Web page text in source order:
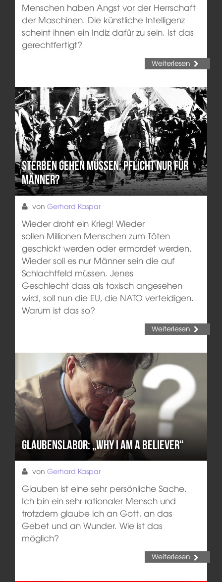
Menschen haben Angst vor der Herrschaft
der Maschinen. Die künstliche Intelligenz
scheint ihnen ein Indiz dafür zu sein. Ist das
gerechtfertigt?
Weiterlesen
Sterben gehen müssen: Pflicht nur für
Männer?
von Gerhard Kaspar
Wieder droht ein Krieg! Wieder
sollen Millionen Menschen zum Töten
geschickt werden oder ermordet werden.
Wieder soll es nur Männer sein die auf
Schlachtfeld müssen. Jenes
Geschlecht dass als toxisch angesehen
wird, soll nun die EU, die NATO verteidigen.
Warum ist das so?
Weiterlesen
Glaubenslabor: „Why I am a believer“
von Gerhard Kaspar
Glauben ist eine sehr persönliche Sache.
Ich bin ein sehr rationaler Mensch und
trotzdem glaube ich an Gott, an das
Gebet und an Wunder. Wie ist das
möglich?
Weiterlesen